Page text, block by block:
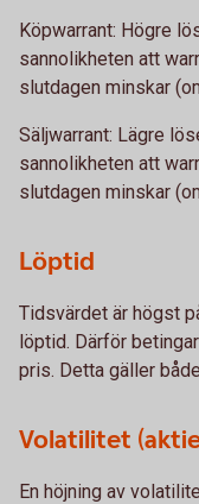
Köpwarrant: Högre
sannolikheten att
slutdagen minskar
Säljwarrant: Lägre
sannolikheten att
slutdagen minskar
Löptid
Tidsvärdet är högst
löptid. Därför
pris. Detta gäller
Volatilitet
En höjning av